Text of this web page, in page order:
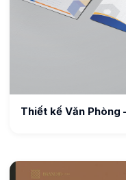
Thiết kế Văn Phòng